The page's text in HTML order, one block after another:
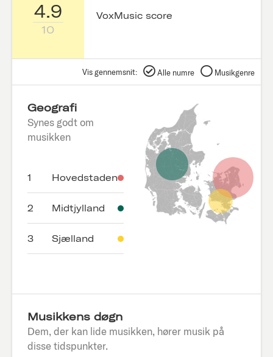
4.9
10
VoxMusic score
Vis gennemsnit: Alle numre Musikgenre
Geografi
Synes godt om
musikken
1 Hovedstaden
2 Midtjylland
3 Sjælland
Musikkens døgn
Dem, der kan lide musikken, hører musik på
disse tidspunkter.